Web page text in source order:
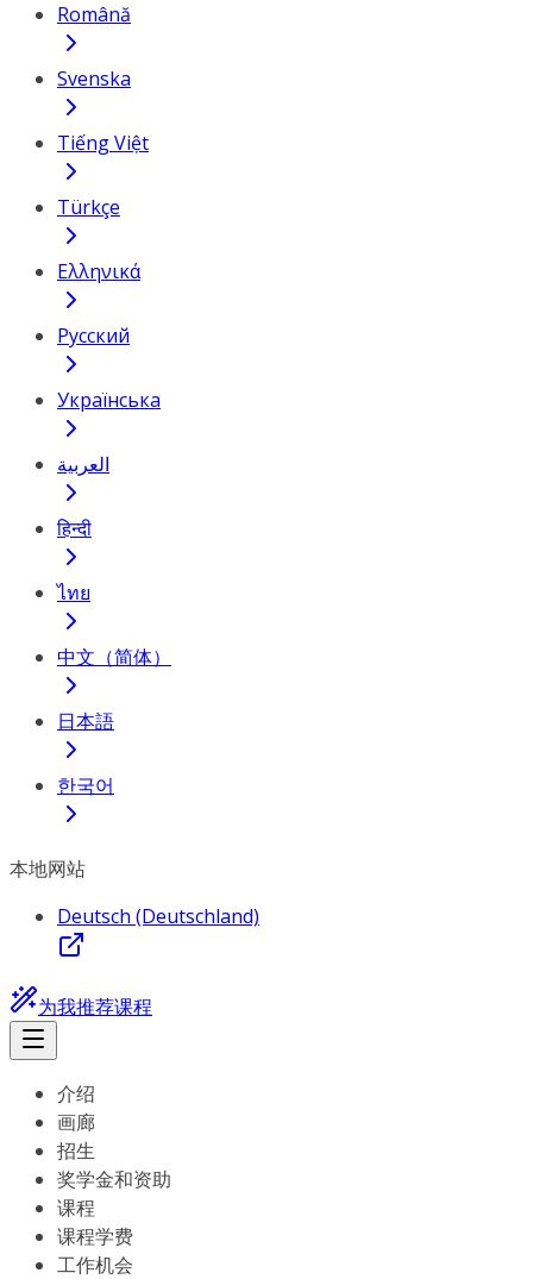
Română
Svenska
Tiếng Việt
Türkçe
Ελληνικά
Русский
Українська
العربية
हिन्दी
ไทย
中文（简体）
日本語
한국어
本地网站
Deutsch (Deutschland)
为我推荐课程
介绍
画廊
招生
奖学金和资助
课程
课程学费
工作机会